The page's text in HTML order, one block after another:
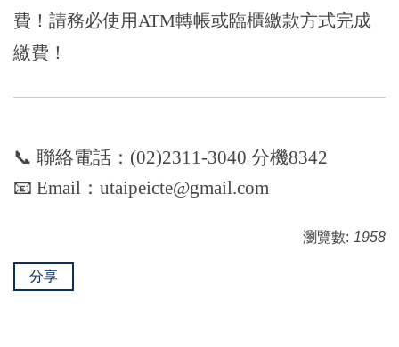
費！請務必使用ATM轉帳或臨櫃繳款方式完成
繳費 ！
📞 聯絡電話：(02)2311-3040 分機8342
📧 Email：utaipeicte@gmail.com
瀏覽數: 1958
分享